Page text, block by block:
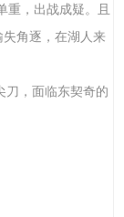
重，出战成疑。且
角逐，在湖人来
刀，面临东契奇的